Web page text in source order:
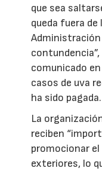
que sea
queda fuera de
contundencia”,
comunicado
casos de uva
ha sido pagada.
La
reciben
promocionar
exteriores, lo